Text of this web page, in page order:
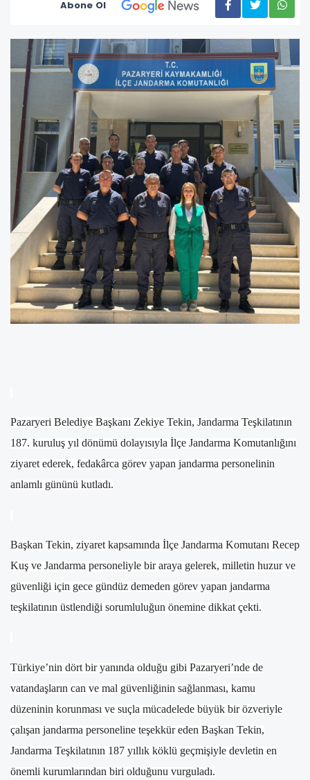
Abone Ol
Pazaryeri Belediye Başkanı Zekiye Tekin, Jandarma Teşkilatının
187. kuruluş yıl dönümü dolayısıyla İlçe Jandarma Komutanlığını
ziyaret ederek, fedakârca görev yapan jandarma personelinin
anlamlı gününü kutladı.
Başkan Tekin, ziyaret kapsamında İlçe Jandarma Komutanı Recep
Kuş ve Jandarma personeliyle bir araya gelerek, milletin huzur ve
güvenliği için gece gündüz demeden görev yapan jandarma
teşkilatının üstlendiği sorumluluğun önemine dikkat çekti.
Türkiye’nin dört bir yanında olduğu gibi Pazaryeri’nde de
vatandaşların can ve mal güvenliğinin sağlanması, kamu
düzeninin korunması ve suçla mücadelede büyük bir özveriyle
çalışan jandarma personeline teşekkür eden Başkan Tekin,
Jandarma Teşkilatının 187 yıllık köklü geçmişiyle devletin en
önemli kurumlarından biri olduğunu vurguladı.